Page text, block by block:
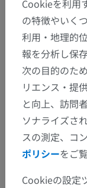
翻訳
間違いを発見
修正や翻訳、
ぞお知らせく
Cookieを利用
の特徴やいく
利用・地理的
報を分析し保
次の目的のた
リエンス・提
と向上、訪問
ソナライズさ
スの測定、コ
ポリシーをご
Cookieの設定